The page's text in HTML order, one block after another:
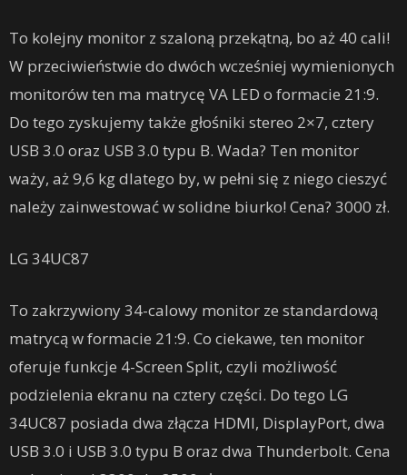
To kolejny monitor z szaloną przekątną, bo aż 40 cali!
W przeciwieństwie do dwóch wcześniej wymienionych
monitorów ten ma matrycę VA LED o formacie 21:9.
Do tego zyskujemy także głośniki stereo 2×7, cztery
USB 3.0 oraz USB 3.0 typu B. Wada? Ten monitor
waży, aż 9,6 kg dlatego by, w pełni się z niego cieszyć
należy zainwestować w solidne biurko! Cena? 3000 zł.
LG 34UC87
To zakrzywiony 34-calowy monitor ze standardową
matrycą w formacie 21:9. Co ciekawe, ten monitor
oferuje funkcje 4-Screen Split, czyli możliwość
podzielenia ekranu na cztery części. Do tego LG
34UC87 posiada dwa złącza HDMI, DisplayPort, dwa
USB 3.0 i USB 3.0 typu B oraz dwa Thunderbolt. Cena